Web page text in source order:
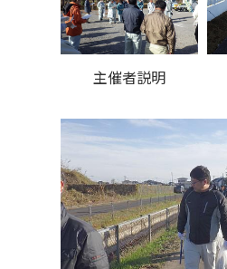
主催者説明